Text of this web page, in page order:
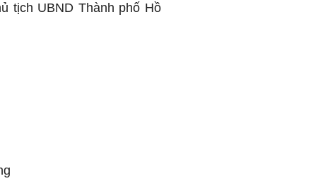
tịch UBND Thành phố Hồ